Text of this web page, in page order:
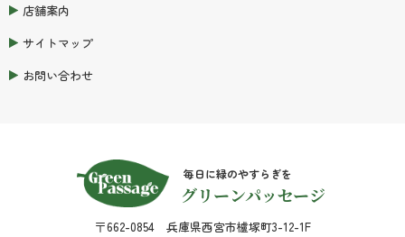
店舗案内
サイトマップ
お問い合わせ
毎日に緑のやすらぎを
グリーンパッセージ
〒662-0854 兵庫県西宮市櫨塚町3-12-1F